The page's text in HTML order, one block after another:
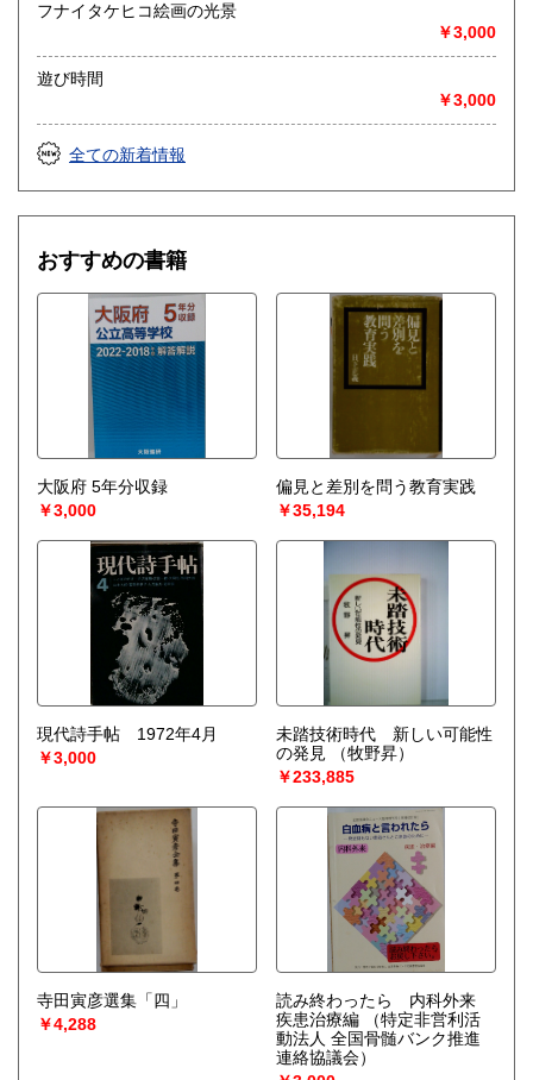
フナイタケヒコ絵画の光景
￥3,000
遊び時間
￥3,000
全ての新着情報
おすすめの書籍
大阪府 5年分収録
￥3,000
偏見と差別を問う教育実践
￥35,194
現代詩手帖 1972年4月
￥3,000
未踏技術時代 新しい可能性
の発見
（牧野昇）
￥233,885
寺田寅彦選集「四」
￥4,288
読み終わったら 内科外来
疾患治療編
（特定非営利活
動法人 全国骨髄バンク推進
連絡協議会）